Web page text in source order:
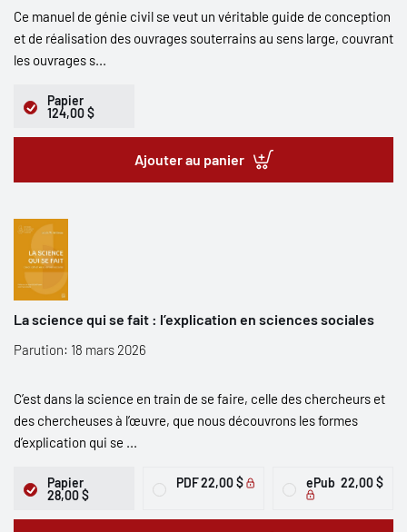
Ce manuel de génie civil se veut un véritable guide de conception
et de réalisation des ouvrages souterrains au sens large, couvrant
les ouvrages s...
Papier
124,00 $
Ajouter au panier
La science qui se fait : l’explication en sciences sociales
Parution: 18 mars 2026
C’est dans la science en train de se faire, celle des chercheurs et
des chercheuses à l’œuvre, que nous découvrons les formes
d’explication qui se ...
Papier
28,00 $
PDF22,00 $ ePub 22,00 $